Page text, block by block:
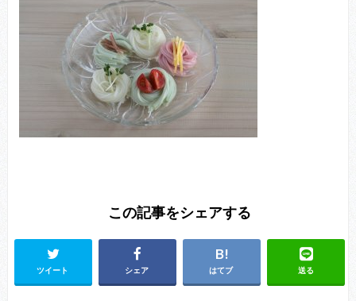
この記事をシェアする
ツイート シェア はてブ 送る